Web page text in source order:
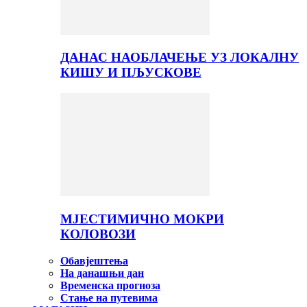
ДАНАС НАОБЛАЧЕЊЕ УЗ ЛОКАЛНУ
КИШУ И ПЉУСКОВЕ
МЈЕСТИМИЧНО МОКРИ
КОЛОВОЗИ
Обавјештења
На данашњи дан
Временска прогноза
Стање на путевима